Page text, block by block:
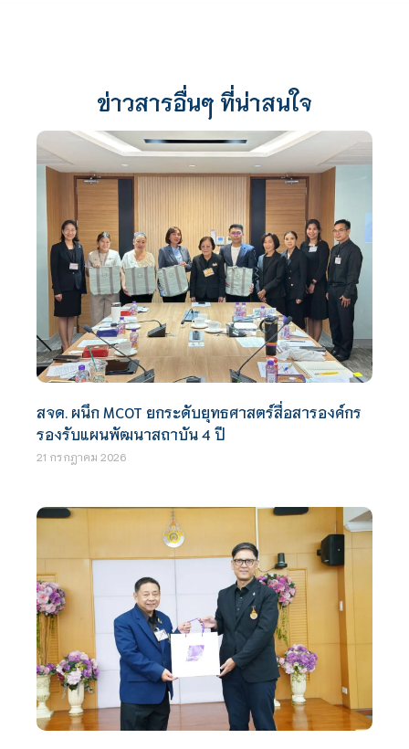
ข่าวสารอื่นๆ ที่น่าสนใจ
สจด. ผนึก MCOT ยกระดับยุทธศาสตร์สื่อสารองค์กร
รองรับแผนพัฒนาสถาบัน 4 ปี
21 กรกฎาคม 2026